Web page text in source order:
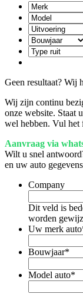
Geen resultaat? Wij
Wij zijn continu
onze website. Staat
wel hebben. Vul het
Aanvraag via
Wilt u snel
en uw auto
Company
Dit veld is
worden
Uw merk auto
Bouwjaar*
Model auto*